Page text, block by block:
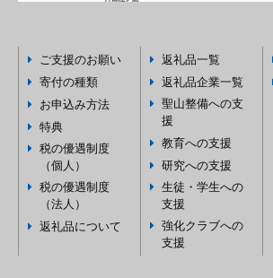
ご支援のお願い
寄付の種類
お申込み方法
特典
税の優遇制度
（個人）
税の優遇制度
（法人）
返礼品について
返礼品一覧
返礼品企業一覧
聖山整備への支
援
教育への支援
研究への支援
生徒・学生への
支援
強化クラブへの
支援